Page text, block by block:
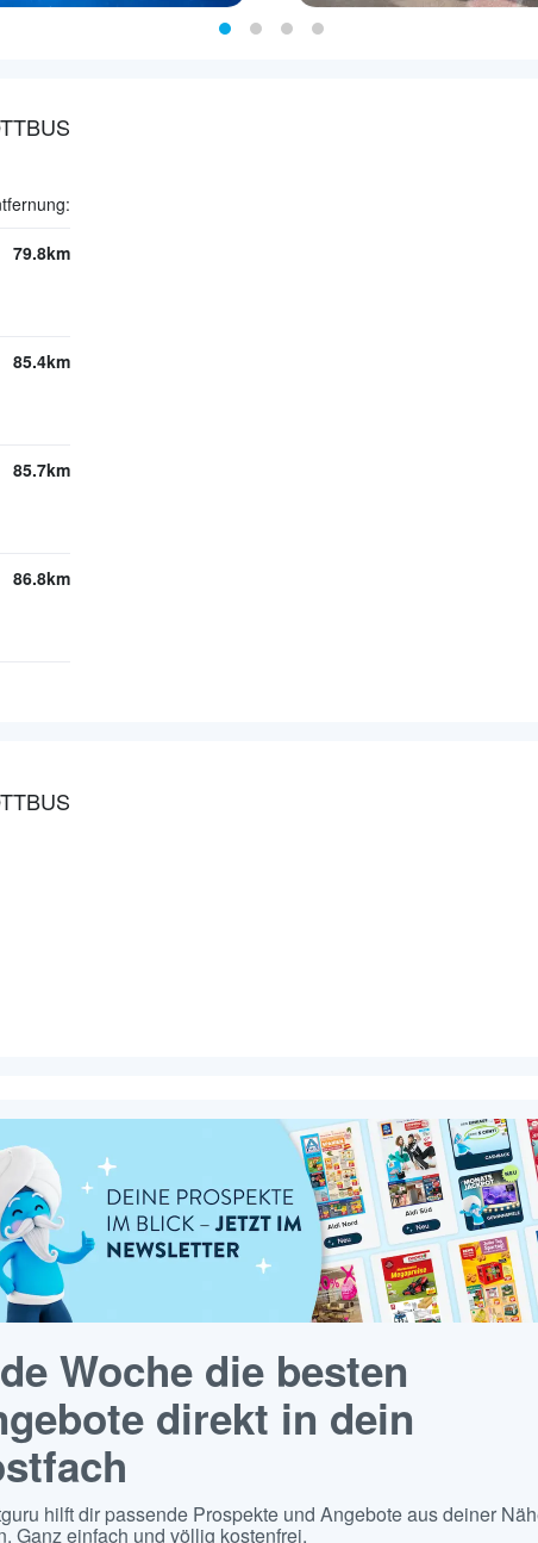
79.8km
85.4km
85.7km
86.8km
Woche die besten
direkt in dein
hilft dir passende Prospekte und Angebote aus deiner
Ganz einfach und völlig kostenfrei.